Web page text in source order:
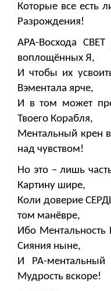
Которые все есть
Разрождения!
АРА-Восхода
воплощённых Я,
И чтобы их
Вэментала ярче,
И в том может
Твоего Корабля,
Ментальный крен в
над чувством!
Но это – лишь
Картину шире,
Коли доверие
том манёвре,
Ибо
Сияния ныне,
И РА-ментальный
Мудрость вскоре!